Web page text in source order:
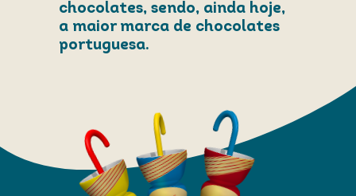
chocolates, sendo, ainda hoje,
a maior marca de chocolates
portuguesa.